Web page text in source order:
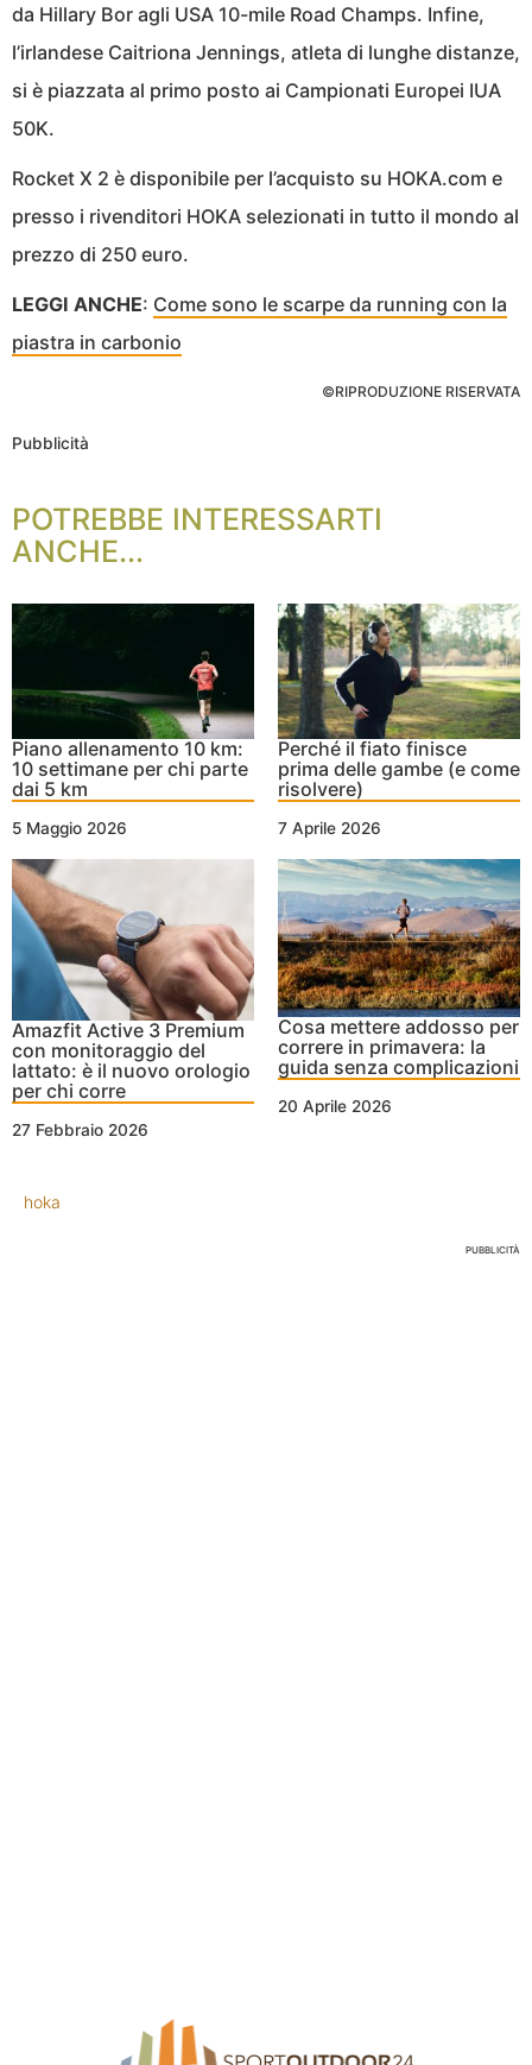
da Hillary Bor agli USA 10-mile Road Champs. Infine,
l’irlandese Caitriona Jennings, atleta di lunghe distanze,
si è piazzata al primo posto ai Campionati Europei IUA
50K.
Rocket X 2 è disponibile per l’acquisto su HOKA.com e
presso i rivenditori HOKA selezionati in tutto il mondo al
prezzo di 250 euro.
LEGGI ANCHE: Come sono le scarpe da running con la
piastra in carbonio
©RIPRODUZIONE RISERVATA
Pubblicità
POTREBBE INTERESSARTI
ANCHE...
Piano allenamento 10 km:
10 settimane per chi parte
dai 5 km
5 Maggio 2026
Perché il fiato finisce
prima delle gambe (e come
risolvere)
7 Aprile 2026
Amazfit Active 3 Premium
con monitoraggio del
lattato: è il nuovo orologio
per chi corre
27 Febbraio 2026
Cosa mettere addosso per
correre in primavera: la
guida senza complicazioni
20 Aprile 2026
hoka
PUBBLICITÀ